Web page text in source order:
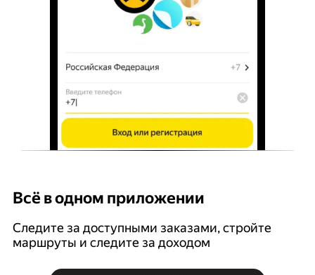
Всё в одном приложении
Следите за доступными заказами, стройте
маршруты и следите за доходом